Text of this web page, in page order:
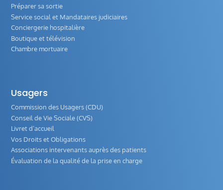
Préparer sa sortie
Service social et Mandataires judiciaires
Conciergerie hospitalière
Boutique et télévision
Chambre mortuaire
Usagers
Commission des Usagers (CDU)
Conseil de Vie Sociale (CVS)
Livret d’accueil
Vos Droits et Obligations
Associations intervenants auprès des patients
Évaluation de la qualité de la prise en charge